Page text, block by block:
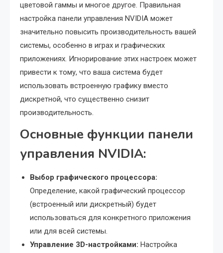
цветовой гаммы и многое другое. Правильная
настройка панели управления NVIDIA может
значительно повысить производительность вашей
системы, особенно в играх и графических
приложениях. Игнорирование этих настроек может
привести к тому, что ваша система будет
использовать встроенную графику вместо
дискретной, что существенно снизит
производительность.
Основные функции панели
управления NVIDIA:
Выбор графического процессора:
Определение, какой графический процессор
(встроенный или дискретный) будет
использоваться для конкретного приложения
или для всей системы.
Управление 3D-настройками: Настройка